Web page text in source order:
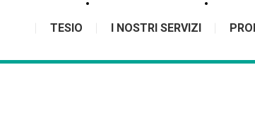
TESIO I NOSTRI SERVIZI